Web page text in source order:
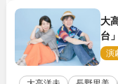
大
台
他演